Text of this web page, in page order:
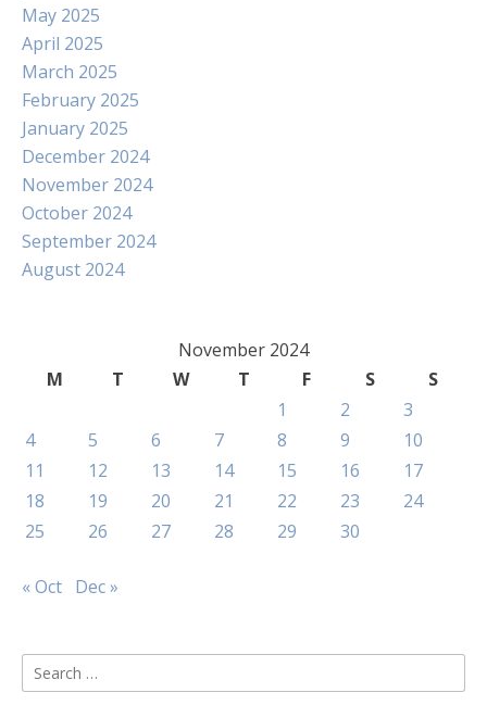
May 2025
April 2025
March 2025
February 2025
January 2025
December 2024
November 2024
October 2024
September 2024
August 2024
November 2024
M
T W T F S
S
1
2
3
4
5 6 7 8 9
10
11
12 13 14 15 16
17
18
19 20 21 22 23
24
25
26 27 28 29 30
« Oct Dec »
Search
for: